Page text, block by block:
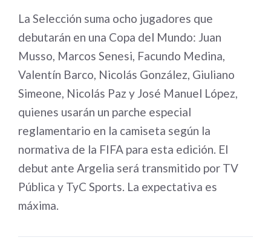
La Selección suma ocho jugadores que
debutarán en una Copa del Mundo: Juan
Musso, Marcos Senesi, Facundo Medina,
Valentín Barco, Nicolás González, Giuliano
Simeone, Nicolás Paz y José Manuel López,
quienes usarán un parche especial
reglamentario en la camiseta según la
normativa de la FIFA para esta edición. El
debut ante Argelia será transmitido por TV
Pública y TyC Sports. La expectativa es
máxima.